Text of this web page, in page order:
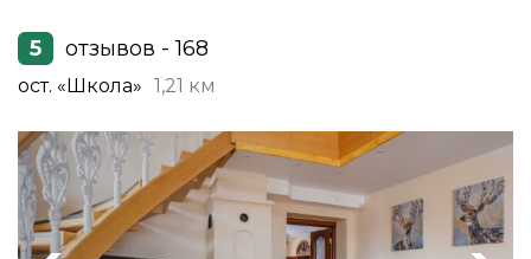
5 отзывов - 168
ост. «Школа» 1,21 км